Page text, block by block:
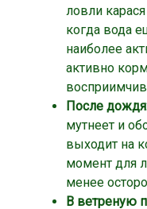
ловли
когда вода
наиболее
активно
После
мутнеет и
выходит на
момент для
менее
В ветреную